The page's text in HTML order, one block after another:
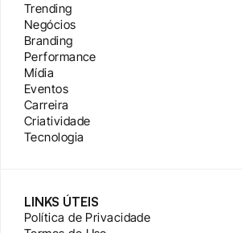
Trending
Negócios
Branding
Performance
Mídia
Eventos
Carreira
Criatividade
Tecnologia
LINKS ÚTEIS
Política de Privacidade